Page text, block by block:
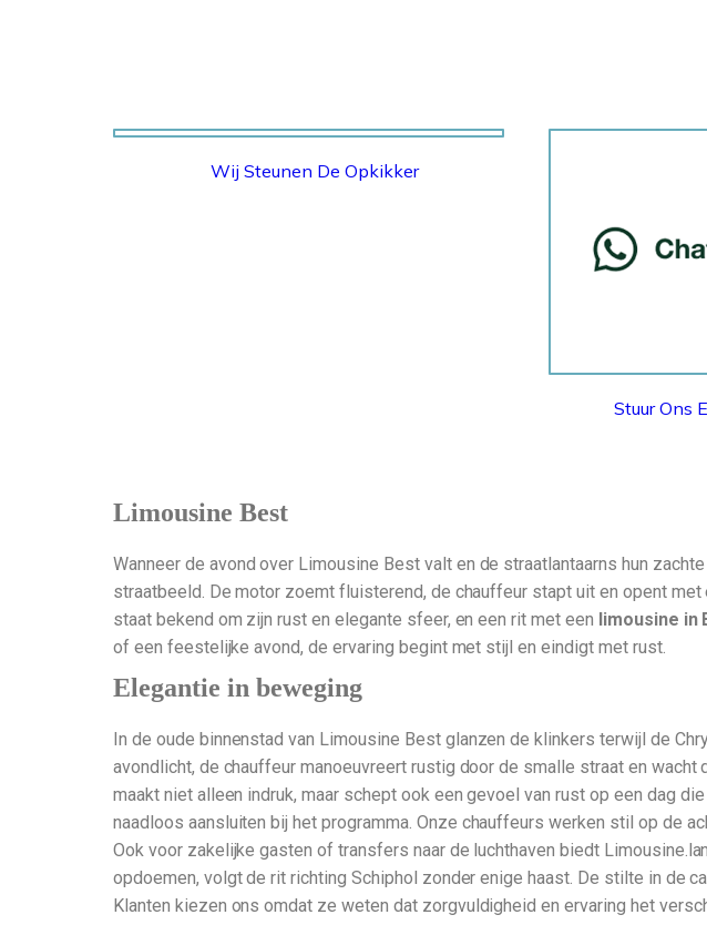
STICHTING OPKIKKER
Wij Steunen De Opkikker
Stuur Ons
Limousine Best
Wanneer de avond over Limousine Best valt en de straatlantaarns hun
straatbeeld. De motor zoemt fluisterend, de chauffeur stapt uit en opent
staat bekend om zijn rust en elegante sfeer, en een rit met een limousine in
of een feestelijke avond, de ervaring begint met stijl en eindigt met rust.
Elegantie in beweging
In de oude binnenstad van Limousine Best glanzen de klinkers terwijl de
avondlicht, de chauffeur manoeuvreert rustig door de smalle straat en
maakt niet alleen indruk, maar schept ook een gevoel van rust op een dag
naadloos aansluiten bij het programma. Onze chauffeurs werken stil op de
Ook voor zakelijke gasten of transfers naar de luchthaven biedt
opdoemen, volgt de rit richting Schiphol zonder enige haast. De stilte in de
Klanten kiezen ons omdat ze weten dat zorgvuldigheid en ervaring het